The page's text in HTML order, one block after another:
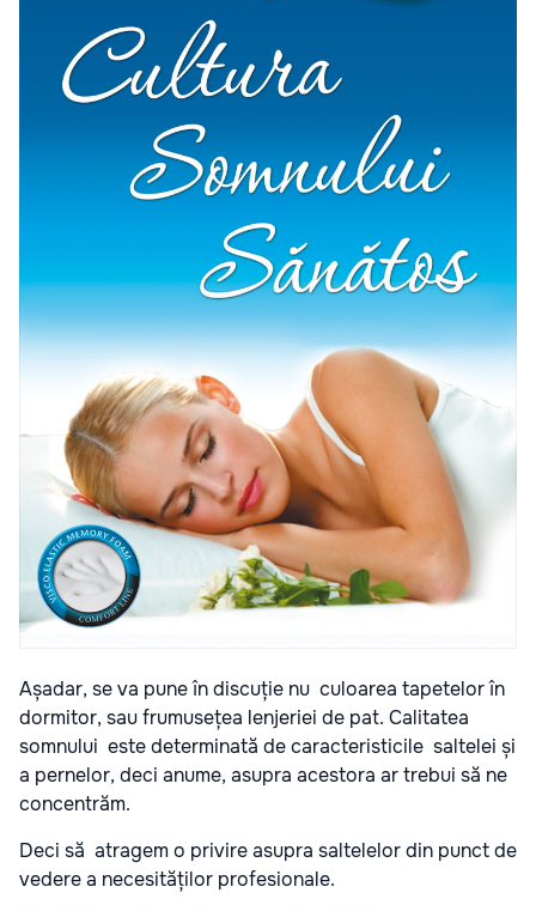
Așadar, se va pune în discuție nu culoarea tapetelor în
dormitor, sau frumusețea lenjeriei de pat. Calitatea
somnului este determinată de caracteristicile saltelei și
a pernelor, deci anume, asupra acestora ar trebui să ne
concentrăm.
Deci să atragem o privire asupra saltelelor din punct de
vedere a necesităților profesionale.